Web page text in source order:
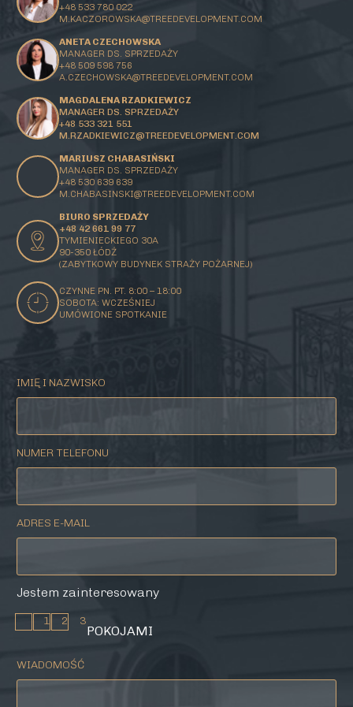
+48 533 780 022
M.KACZOROWSKA@TREEDEVELOPMENT.COM
ANETA CZECHOWSKA
MANAGER DS. SPRZEDAŻY
+48 509 598 756
A.CZECHOWSKA@TREEDEVELOPMENT.COM
MAGDALENA RZADKIEWICZ
MANAGER DS. SPRZEDAŻY
+48 533 321 551
M.RZADKIEWICZ@TREEDEVELOPMENT.COM
MARIUSZ CHABASIŃSKI
MANAGER DS. SPRZEDAŻY
+48 530 639 639
M.CHABASINSKI@TREEDEVELOPMENT.COM
BIURO SPRZEDAŻY
+48 42 661 99 77
TYMIENIECKIEGO 30A
90-350 ŁÓDŹ
(ZABYTKOWY BUDYNEK STRAŻY POŻARNEJ)
CZYNNE PN. PT. 8:00 – 18:00
SOBOTA: WCZEŚNIEJ
UMÓWIONE SPOTKANIE
IMIĘ I NAZWISKO
NUMER TELEFONU
ADRES E-MAIL
Jestem zainteresowany
1 2 3
POKOJAMI
WIADOMOŚĆ